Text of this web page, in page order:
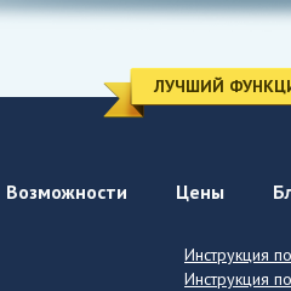
ЛУЧШИЙ
Возможности Цены
Инструкция
Инструкция